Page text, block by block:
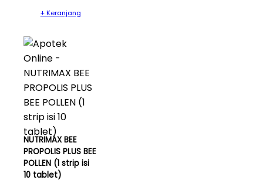
+ Keranjang
NUTRIMAX BEE
PROPOLIS PLUS BEE
POLLEN (1 strip isi
10 tablet)